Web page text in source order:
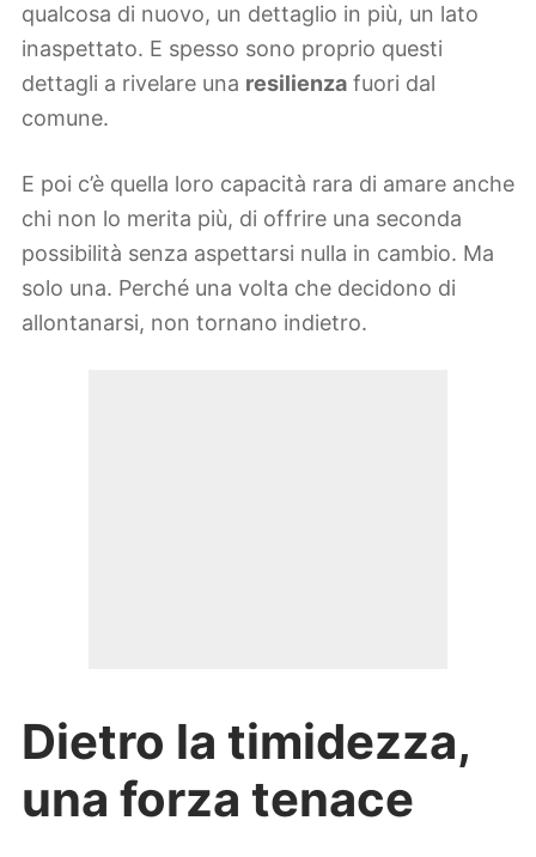
qualcosa di nuovo, un dettaglio in più, un lato
inaspettato. E spesso sono proprio questi
dettagli a rivelare una resilienza fuori dal
comune.
E poi c’è quella loro capacità rara di amare anche
chi non lo merita più, di offrire una seconda
possibilità senza aspettarsi nulla in cambio. Ma
solo una. Perché una volta che decidono di
allontanarsi, non tornano indietro.
Dietro la timidezza,
una forza tenace